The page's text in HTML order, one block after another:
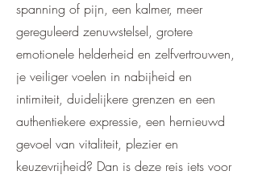
spanning of pijn, een kalmer, meer
gereguleerd zenuwstelsel, grotere
emotionele helderheid en zelfvertrouwen,
je veiliger voelen in nabijheid en
intimiteit, duidelijkere grenzen en een
authentiekere expressie, een hernieuwd
gevoel van vitaliteit, plezier en
keuzevrijheid? Dan is deze reis iets voor